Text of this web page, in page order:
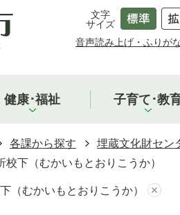
文字
サイズ
音声読み上げ・ふりが
健康･福祉 子育て･教
各課から探す 埋蔵文化財セン
校下（むかいもとおりこうか）
（むかいもとおりこうか）